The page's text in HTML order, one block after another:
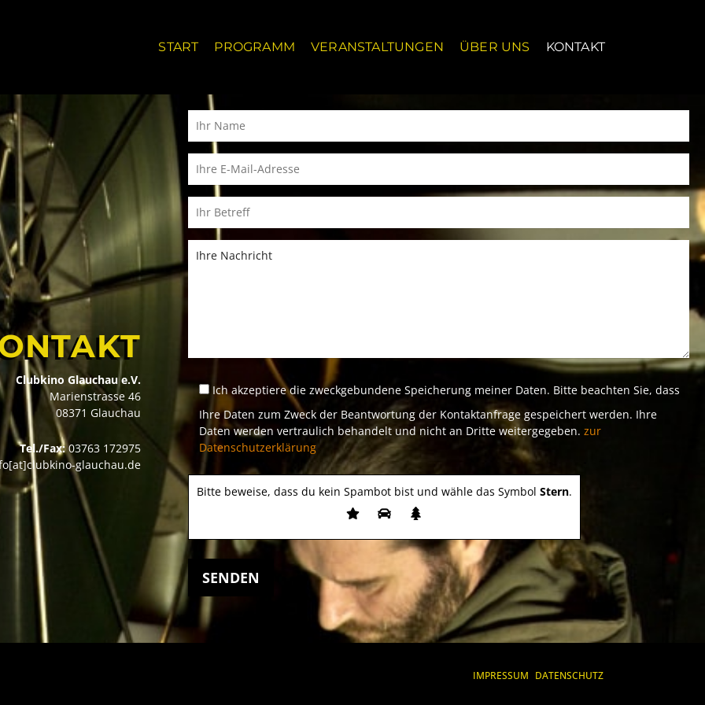
START PROGRAMM VERANSTALTUNGEN ÜBER UNS KONTAKT
Clubkino Glauchau e.V.
Marienstrasse 46
08371 Glauchau
Tel./Fax:03763 172975
glauchau.de
lasse
Feld
leer.
lasse
dieses
Feld
leer.
Ich akzeptiere die zweckgebundene Speicherung meiner Daten. Bitte beachten Sie, dass
Ihre Daten zum Zweck der Beantwortung der Kontaktanfrage gespeichert werden. Ihre
Daten werden vertraulich behandelt und nicht an Dritte weitergegeben. zur
Datenschutzerklärung
Bitte beweise, dass du kein Spambot bist und wähle das Symbol Stern.
IMPRESSUM DATENSCHUTZ